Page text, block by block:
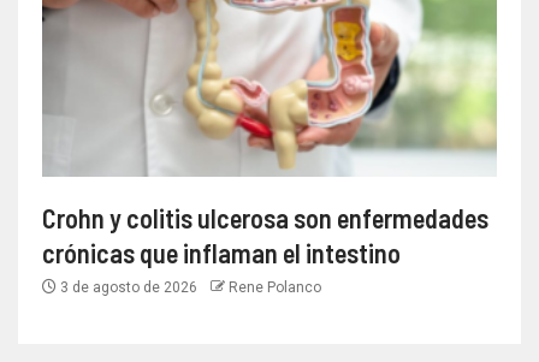
Crohn y colitis ulcerosa son enfermedades
crónicas que inflaman el intestino
3 de agosto de 2026 Rene Polanco